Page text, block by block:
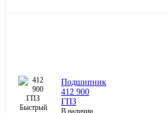
Быстрый
Подшипник
412 900
ГПЗ
В наличии